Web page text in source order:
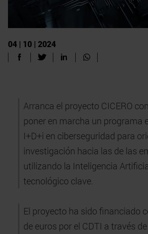
04 | 10 | 2024
Arranca el proyecto CICERO
poner en marcha un programa
I+D+i en ciberseguridad para
investigación hacia las de las
utilizando la Inteligencia
tecnológico clave.
El proyecto ha sido financiado
de euros por el CDTI a través